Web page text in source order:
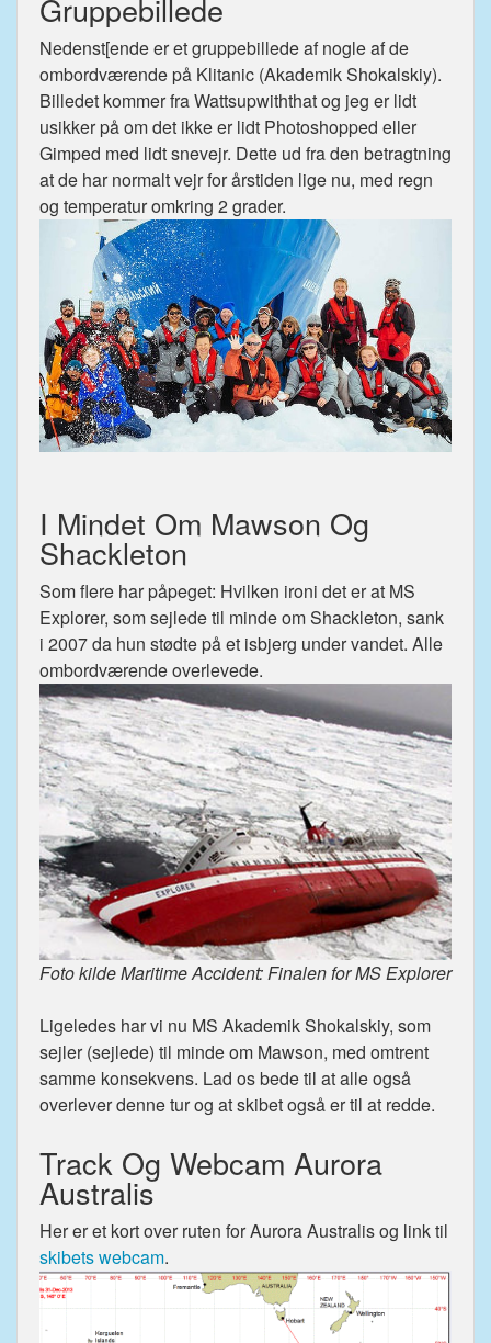
Gruppebillede
Nedenst[ende er et gruppebillede af nogle af de
ombordværende på Klitanic (Akademik Shokalskiy).
Billedet kommer fra Wattsupwiththat og jeg er lidt
usikker på om det ikke er lidt Photoshopped eller
Gimped med lidt snevejr. Dette ud fra den betragtning
at de har normalt vejr for årstiden lige nu, med regn
og temperatur omkring 2 grader.
I Mindet Om Mawson Og
Shackleton
Som flere har påpeget: Hvilken ironi det er at MS
Explorer, som sejlede til minde om Shackleton, sank
i 2007 da hun stødte på et isbjerg under vandet. Alle
ombordværende overlevede.
Foto kilde Maritime Accident: Finalen for MS Explorer
Ligeledes har vi nu MS Akademik Shokalskiy, som
sejler (sejlede) til minde om Mawson, med omtrent
samme konsekvens. Lad os bede til at alle også
overlever denne tur og at skibet også er til at redde.
Track Og Webcam Aurora
Australis
Her er et kort over ruten for Aurora Australis og link til
skibets webcam.